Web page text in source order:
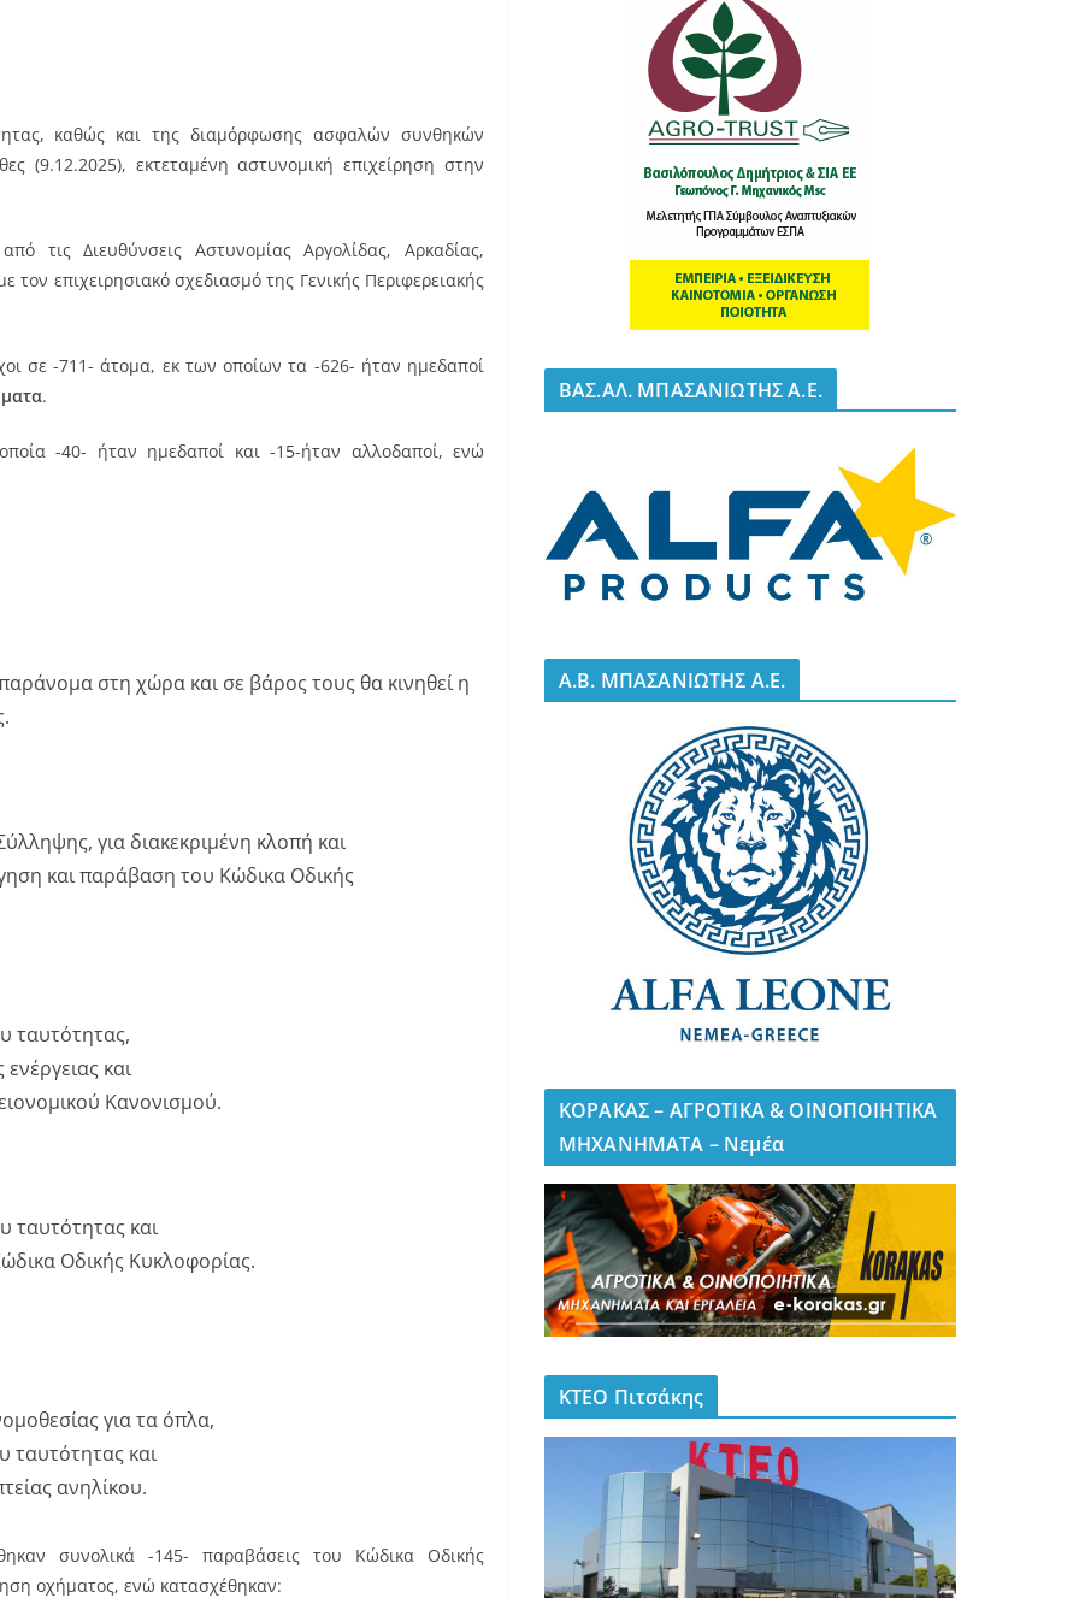
καθώς και της διαμόρφωσης ασφαλών συνθηκών
(9.12.2025), εκτεταμένη αστυνομική επιχείρηση στην
τις Διευθύνσεις Αστυνομίας Αργολίδας, Αρκαδίας,
επιχειρησιακό σχεδιασμό της Γενικής Περιφερειακής
σε -711- άτομα, εκ των οποίων τα -626- ήταν ημεδαποί
.
-40- ήταν ημεδαποί και -15-ήταν αλλοδαποί, ενώ
στη χώρα και σε βάρος τους θα κινηθεί η
για διακεκριμένη κλοπή και
και παράβαση του Κώδικα Οδικής
ταυτότητας,
και
Κανονισμού.
ταυτότητας και
Οδικής Κυκλοφορίας.
για τα όπλα,
ταυτότητας και
ανηλίκου.
συνολικά -145- παραβάσεις του Κώδικα Οδικής
οχήματος, ενώ κατασχέθηκαν:
BΑΣ.ΑΛ. ΜΠΑΣΑΝΙΩΤΗΣ Α.Ε.
A.B. ΜΠΑΣΑΝΙΩΤΗΣ Α.Ε.
ΚΟΡΑΚΑΣ – ΑΓΡΟΤΙΚΑ & ΟΙΝΟΠΟΙΗΤΙΚΑ
ΜΗΧΑΝΗΜΑΤΑ – Νεμέα
ΚΤΕΟ Πιτσάκης